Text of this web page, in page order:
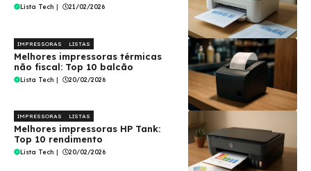
Lista Tech | 21/02/2026
IMPRESSORAS LISTAS
Melhores impressoras térmicas
não fiscal: Top 10 balcão
Lista Tech | 20/02/2026
IMPRESSORAS LISTAS
Melhores impressoras HP Tank:
Top 10 rendimento
Lista Tech | 20/02/2026